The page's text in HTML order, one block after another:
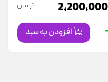
2,200,000 تومان
افزودن به سبد